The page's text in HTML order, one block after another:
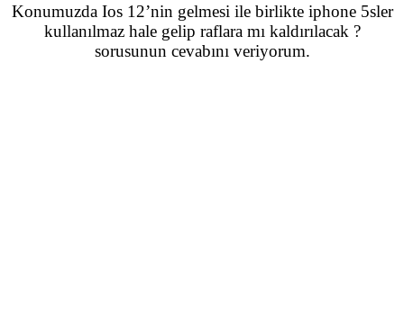
Konumuzda Ios 12’nin gelmesi ile birlikte iphone 5sler
kullanılmaz hale gelip raflara mı kaldırılacak ?
sorusunun cevabını veriyorum.